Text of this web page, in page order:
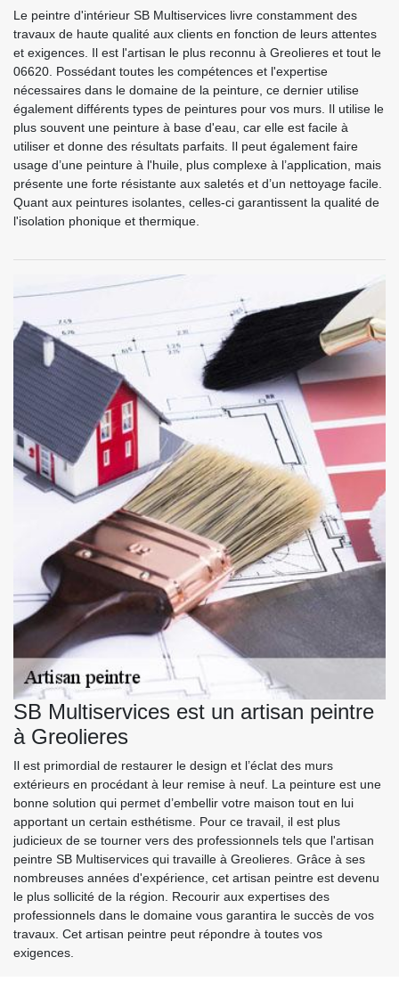
Le peintre d'intérieur SB Multiservices livre constamment des
travaux de haute qualité aux clients en fonction de leurs attentes
et exigences. Il est l'artisan le plus reconnu à Greolieres et tout le
06620. Possédant toutes les compétences et l'expertise
nécessaires dans le domaine de la peinture, ce dernier utilise
également différents types de peintures pour vos murs. Il utilise le
plus souvent une peinture à base d'eau, car elle est facile à
utiliser et donne des résultats parfaits. Il peut également faire
usage d’une peinture à l'huile, plus complexe à l’application, mais
présente une forte résistante aux saletés et d’un nettoyage facile.
Quant aux peintures isolantes, celles-ci garantissent la qualité de
l'isolation phonique et thermique.
SB Multiservices est un artisan peintre
à Greolieres
Il est primordial de restaurer le design et l’éclat des murs
extérieurs en procédant à leur remise à neuf. La peinture est une
bonne solution qui permet d’embellir votre maison tout en lui
apportant un certain esthétisme. Pour ce travail, il est plus
judicieux de se tourner vers des professionnels tels que l'artisan
peintre SB Multiservices qui travaille à Greolieres. Grâce à ses
nombreuses années d'expérience, cet artisan peintre est devenu
le plus sollicité de la région. Recourir aux expertises des
professionnels dans le domaine vous garantira le succès de vos
travaux. Cet artisan peintre peut répondre à toutes vos
exigences.